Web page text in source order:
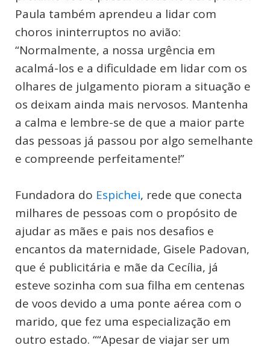
Paula também aprendeu a lidar com
choros ininterruptos no avião:
“Normalmente, a nossa urgência em
acalmá-los e a dificuldade em lidar com os
olhares de julgamento pioram a situação e
os deixam ainda mais nervosos. Mantenha
a calma e lembre-se de que a maior parte
das pessoas já passou por algo semelhante
e compreende perfeitamente!”
Fundadora do Espichei, rede que conecta
milhares de pessoas com o propósito de
ajudar as mães e pais nos desafios e
encantos da maternidade, Gisele Padovan,
que é publicitária e mãe da Cecília, já
esteve sozinha com sua filha em centenas
de voos devido a uma ponte aérea com o
marido, que fez uma especialização em
outro estado. ““Apesar de viajar ser um